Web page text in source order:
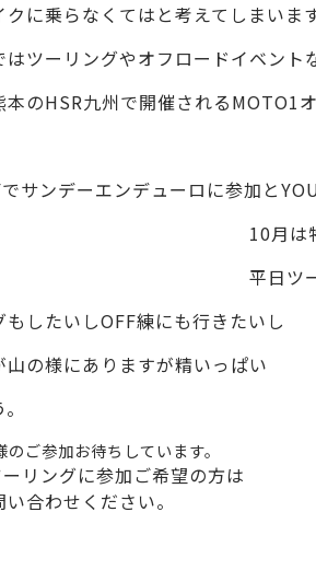
に乗らなくてはと考えてしまいます
ツーリングやオフロードイベント
本のHSR九州で開催されるMOTO1
サンデーエンデューロに参加と
10月は
平日ツ
したいしOFF練にも行きたいし
の様にありますが精いっぱい
ご参加お待ちしています。
リングに参加ご希望の方は
合わせください。